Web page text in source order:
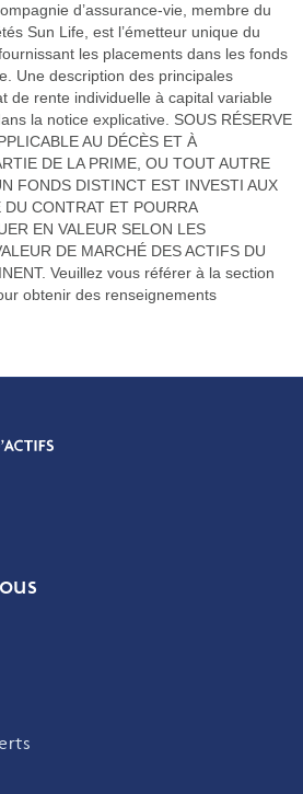
d’assurance-vie, membre du
Sun Life, est l’émetteur unique du
les placements dans les fonds
Une description des principales
de rente individuelle à capital variable
la notice explicative. SOUS RÉSERVE
AU DÉCÈS ET À
DE LA PRIME, OU TOUT AUTRE
FONDS DISTINCT EST INVESTI AUX
CONTRAT ET POURRA
EN VALEUR SELON LES
DE MARCHÉ DES ACTIFS DU
Veuillez vous référer à la section
obtenir des renseignements